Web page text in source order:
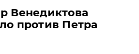
Венедиктова
против Петра